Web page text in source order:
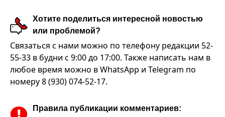
Хотите поделиться интересной новостью
или проблемой?
Связаться с нами можно по телефону редакции 52-
55-33 в будни с 9:00 до 17:00. Также написать нам в
любое время можно в WhatsApp и Telegram по
номеру 8 (930) 074-52-17.
Правила публикации комментариев: